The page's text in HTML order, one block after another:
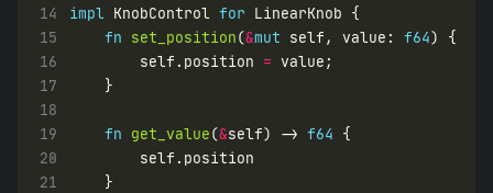
14
impl KnobControl for
15
fn set_position(&mut self, value: f64
16
        self.position
=
17
18
19
fn get_value(&self) -> f64
20
21